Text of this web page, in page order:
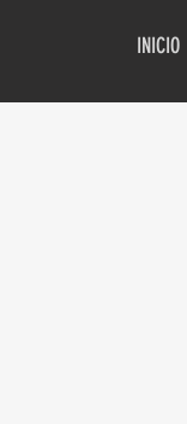
INICIO